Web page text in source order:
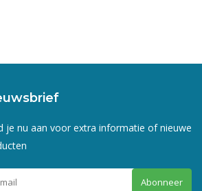
je nu aan voor extra informatie of nieuwe
Abonneer